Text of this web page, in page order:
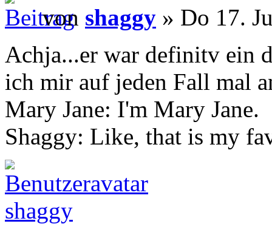
von shaggy » Do 17.
Achja...er war definitv ein
ich mir auf jeden Fall mal
Mary Jane: I'm Mary Jane.
Shaggy: Like, that is my
shaggy